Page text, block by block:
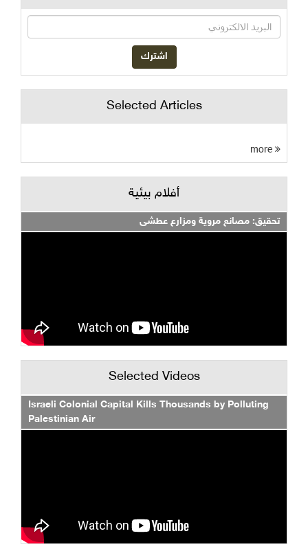
Selected Articles
أفلام بيئية
تحقيق: مصانع مروية ومزارع عطشى
Selected Videos
Israeli Colonial Capital Kills Thousands by Polluting
Palestinian Air